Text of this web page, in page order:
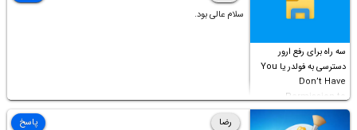
سه راه برای رفع ارور
دسترسی به فولدر یا You
Don’t Have
Permission to
Access this folder
سلام عالی بود.
رضا
پاسخ